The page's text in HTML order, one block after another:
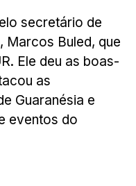
secretário de
Marcos Buled, que
Ele deu as boas-
as
Guaranésia e
eventos do